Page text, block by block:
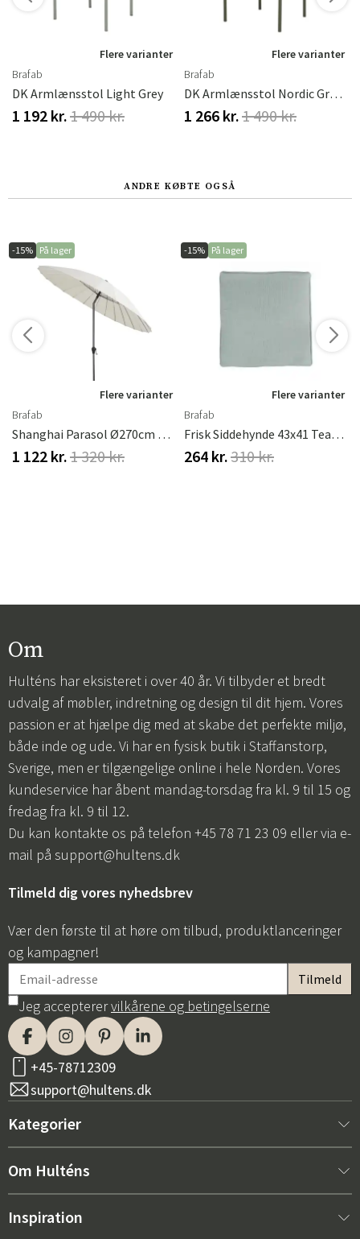
Flere varianter
Brafab
DK Armlænsstol Light Grey
1 192 kr.1 490 kr.
Flere varianter
Brafab
DK Armlænsstol Nordic Green
1 266 kr.1 490 kr.
ANDRE KØBTE OGSÅ
-15% På lager
Flere varianter
Brafab
Shanghai Parasol Ø270cm Beige
1 122 kr.1 320 kr.
-15% På lager
Flere varianter
Brafab
Frisk Siddehynde 43x41 Teak Brafab
264 kr.310 kr.
Om
Hulténs har eksisteret i over 40 år. Vi tilbyder et bredt
udvalg af møbler, indretning og design til dit hjem. Vores
passion er at hjælpe dig med at skabe det perfekte miljø,
både inde og ude. Vi har en fysisk butik i Staffanstorp,
Sverige, men er tilgængelige online i hele Norden. Vores
kundeservice har åbent mandag-torsdag fra kl. 9 til 15 og
fredag fra kl. 9 til 12.
Du kan kontakte os på telefon +45 78 71 23 09 eller via e-
mail på support@hultens.dk
Tilmeld dig vores nyhedsbrev
Vær den første til at høre om tilbud, produktlanceringer
og kampagner!
Jeg accepterervilkårene og betingelserne
+45-78712309
support@hultens.dk
Kategorier
Nyt hos os
Om Hulténs
Om Hulténs
Inspiration